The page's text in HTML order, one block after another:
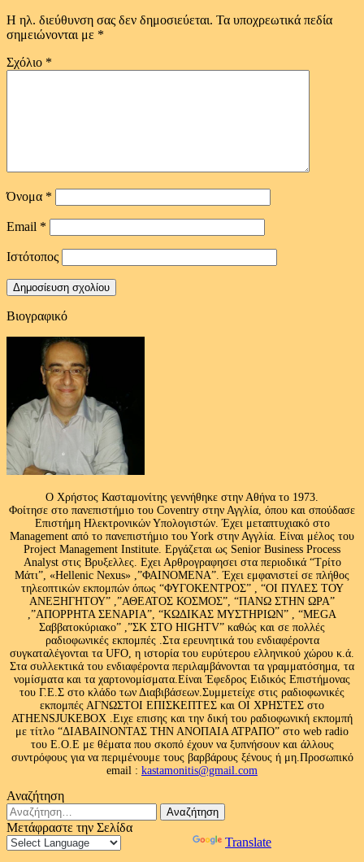
Η ηλ. διεύθυνση σας δεν δημοσιεύεται. Τα υποχρεωτικά πεδία
σημειώνονται με *
Σχόλιο *
Όνομα *
Email *
Ιστότοπος
Βιογραφικό
Ο Χρήστος Κασταμονίτης γεννήθηκε στην Αθήνα το 1973.
Φοίτησε στο πανεπιστήμιο του Coventry στην Αγγλία, όπου και σπούδασε
Επιστήμη Ηλεκτρονικών Υπολογιστών. Έχει μεταπτυχιακό στο
Management από το πανεπιστήμιο του Υork στην Αγγλία. Είναι μέλος του
Project Management Institute. Εργάζεται ως Senior Business Process
Analyst στις Βρυξελλες. Εχει Αρθρογραφησει στα περιοδικά “Τρίτο
Μάτι”, «Hellenic Nexus» ,”ΦΑΙΝΟΜΕΝΑ”. Έχει εμφανιστεί σε πλήθος
τηλεοπτικών εκπομπών όπως “ΦΥΓΟΚΕΝΤΡΟΣ” , “ΟΙ ΠΥΛΕΣ ΤΟΥ
ΑΝΕΞΗΓΗΤΟΥ” ,”ΑΘΕΑΤΟΣ ΚΟΣΜΟΣ”, “ΠΑΝΩ ΣΤΗΝ ΩΡΑ”
,”ΑΠΟΡΡΗΤΑ ΣΕΝΑΡΙΑ”, “ΚΩΔΙΚΑΣ ΜΥΣΤΗΡΙΩΝ” , “MEGA
Σαββατοκύριακο” ,”ΣΚ ΣΤΟ HIGHTV” καθώς και σε πολλές
ραδιοφωνικές εκπομπές .Στα ερευνητικά του ενδιαφέροντα
συγκαταλέγονται τα UFO, η ιστορία του ευρύτερου ελληνικού χώρου κ.ά.
Στα συλλεκτικά του ενδιαφέροντα περιλαμβάνονται τα γραμματόσημα, τα
νομίσματα και τα χαρτονομίσματα.Είναι Έφεδρος Ειδικός Επιστήμονας
του Γ.Ε.Σ στο κλάδο των Διαβιβάσεων.Συμμετείχε στις ραδιοφωνικές
εκπομπές ΑΓΝΩΣΤΟΙ ΕΠΙΣΚΕΠΤΕΣ και ΟΙ ΧΡΗΣΤΕΣ στο
ATHENSJUKEBOX .Ειχε επισης και την δική του ραδιοφωνική εκπομπή
με τίτλο “ΔΙΑΒΑΙΝΟΝΤΑΣ ΤΗΝ ΑΝΟΠΑΙΑ ΑΤΡΑΠΟ” στο web radio
του Ε.Ο.Ε με θέματα που σκοπό έχουν να ξυπνήσουν και άλλους
συντρόφους για να περιμένουμε τους βαρβάρους ξένους ή μη.Προσωπικό
email : kastamonitis@gmail.com
Αναζήτηση
Αναζήτηση
για:
Μετάφραστε την Σελίδα
Translate